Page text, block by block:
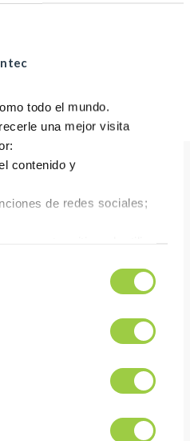
todo el mundo.
una mejor visita
contenido y
de redes sociales;
puedes cambiar tus
metales, incluso los más
que se encuentran
de producción, así como en